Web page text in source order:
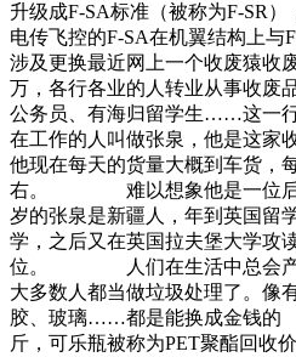
升级成F-SA标准（被称为F-SR
电传飞控的F-SA在机翼结构上与
涉及更换最近网上一个收废猿收
万，各行各业的人转业从事收废
公务员、有海归留学生……这
在工作的人叫做张泉，他是这家
他现在每天的货量大概到车货，
右。 难以想象他是一位后留
岁的张泉是新疆人，年到英国留
学，之后又在英国拉夫堡大学攻
位。 人们在生活中总会产生
大多数人都当做垃圾处理了。像
胶、玻璃……都是能换成金钱
斤，可乐瓶被称为PET聚酯回收